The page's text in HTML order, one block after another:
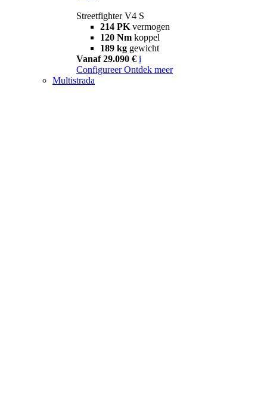
Streetfighter V4 S
214 PK vermogen
120 Nm koppel
189 kg gewicht
Vanaf 29.090 € i
Configureer Ontdek meer
Multistrada